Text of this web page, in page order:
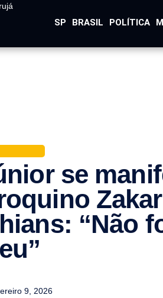
SP BRASIL POLÍTICA
se
“Não
9, 2026